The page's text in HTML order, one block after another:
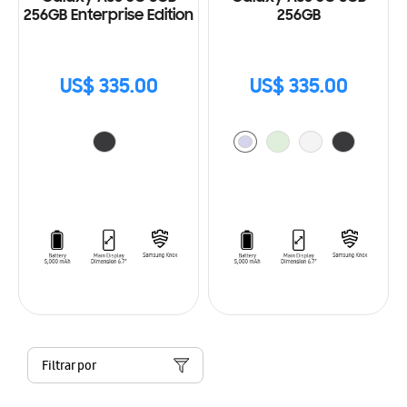
256GB Enterprise Edition
US$ 335.00
256GB
US$ 335.00
Filtrar por